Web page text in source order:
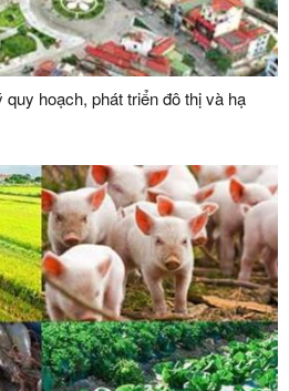
hoạch, phát triển đô thị và hạ